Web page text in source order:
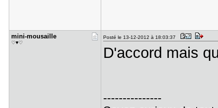
mini-mousa​ille
♡♥♡
Posté le 13-12-2012 à 18:03:37
D'accord mais
---------------